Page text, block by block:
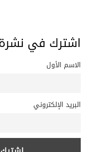
اشترك في
الاسم الأول
البريد الإلكتروني